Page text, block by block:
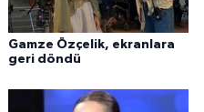
Gamze Özçelik, ekranlara
geri döndü